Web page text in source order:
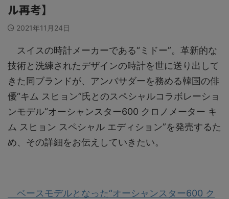
ル再考】
2021年11月24日
スイスの時計メーカーである“ミドー”。革新的な
技術と洗練されたデザインの時計を世に送り出して
きた同ブランドが、アンバサダーを務める韓国の俳
優“キム スヒョン”氏とのスペシャルコラボレーショ
ンモデル“オーシャンスター600 クロノメーター キ
ム スヒョン スペシャル エディション”を発売するた
め、その詳細をお伝えしていきたい。
ベースモデルとなった“オーシャンスター600 ク